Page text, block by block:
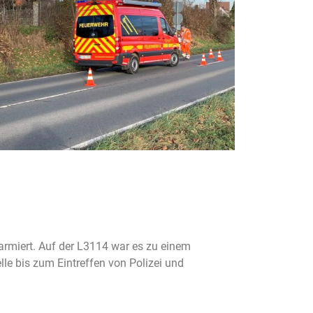
Auf der L3114 war es zu einem
bis zum Eintreffen von Polizei und